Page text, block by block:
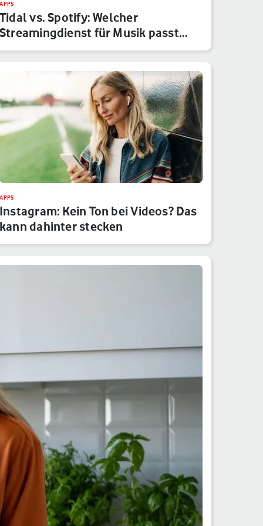
APPS
Tidal vs. Spotify: Welcher
Streamingdienst für Musik passt
besser…
APPS
Instagram: Kein Ton bei Videos? Das
kann dahinter stecken